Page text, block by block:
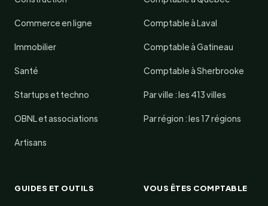
Commerce en ligne
Immobilier
Santé
Startups et techno
OBNL et associations
Artisans
Comptable à Laval
Comptable à Gatineau
Comptable à Sherbrooke
Par ville : les 413 villes
Par région : les 17 régions
GUIDES ET OUTILS VOUS ÊTES COMPTABLE